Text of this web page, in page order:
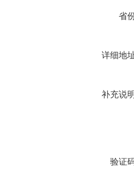
省
详细地
补充说
验证